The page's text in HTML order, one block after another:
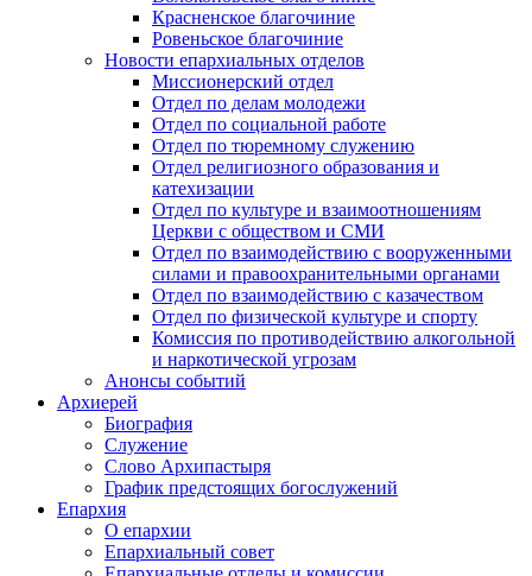
Красненское благочиние
Ровеньское благочиние
Новости епархиальных отделов
Миссионерский отдел
Отдел по делам молодежи
Отдел по социальной работе
Отдел по тюремному служению
Отдел религиозного образования и
катехизации
Отдел по культуре и взаимоотношениям
Церкви с обществом и СМИ
Отдел по взаимодействию с вооруженными
силами и правоохранительными органами
Отдел по взаимодействию с казачеством
Отдел по физической культуре и спорту
Комиссия по противодействию алкогольной
и наркотической угрозам
Анонсы событий
Архиерей
Биография
Служение
Слово Архипастыря
График предстоящих богослужений
Епархия
О епархии
Епархиальный совет